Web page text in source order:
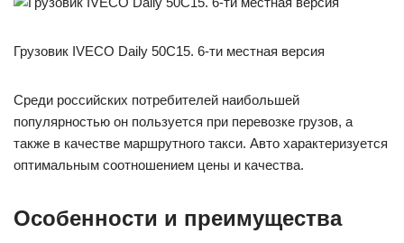
Грузовик IVECO Daily 50C15. 6-ти местная версия
Среди российских потребителей наибольшей
популярностью он пользуется при перевозке грузов, а
также в качестве маршрутного такси. Авто характеризуется
оптимальным соотношением цены и качества.
Особенности и преимущества